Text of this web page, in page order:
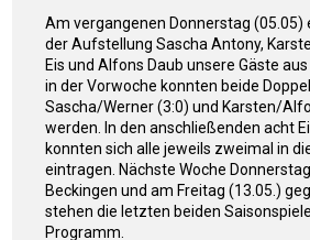
Am vergangenen Donnerstag (05.05)
der Aufstellung Sascha Antony,
Eis und Alfons Daub unsere Gäste
in der Vorwoche konnten beide
Sascha/Werner (3:0) und Karsten/
werden. In den anschließenden acht
konnten sich alle jeweils zweimal in
eintragen. Nächste Woche
Beckingen und am Freitag (13.05.)
stehen die letzten beiden
Programm.